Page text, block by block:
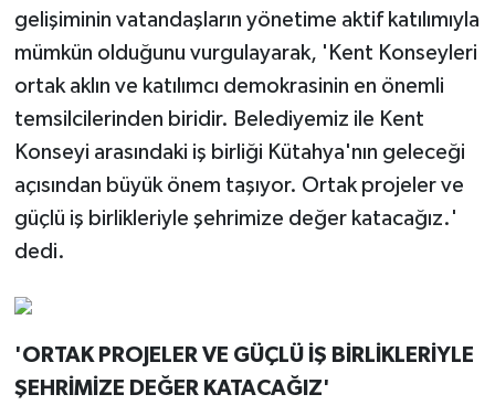
gelişiminin vatandaşların yönetime aktif katılımıyla
mümkün olduğunu vurgulayarak, 'Kent Konseyleri
ortak aklın ve katılımcı demokrasinin en önemli
temsilcilerinden biridir. Belediyemiz ile Kent
Konseyi arasındaki iş birliği Kütahya'nın geleceği
açısından büyük önem taşıyor. Ortak projeler ve
güçlü iş birlikleriyle şehrimize değer katacağız.'
dedi.
'ORTAK PROJELER VE GÜÇLÜ İŞ BİRLİKLERİYLE
ŞEHRİMİZE DEĞER KATACAĞIZ'